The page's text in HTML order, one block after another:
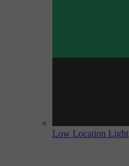
Low Location Light